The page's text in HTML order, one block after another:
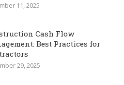
11, 2025
Cash Flow
Best Practices for
29, 2025